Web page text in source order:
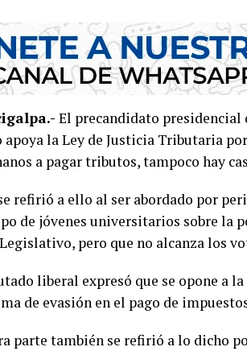
El precandidato
apoya la Ley de Justicia Tributaria
a pagar tributos, tampoco hay
refirió a ello al ser abordado por
de jóvenes universitarios sobre la
pero que no alcanza los
liberal expresó que se opone a
de evasión en el pago de
parte también se refirió a lo dicho